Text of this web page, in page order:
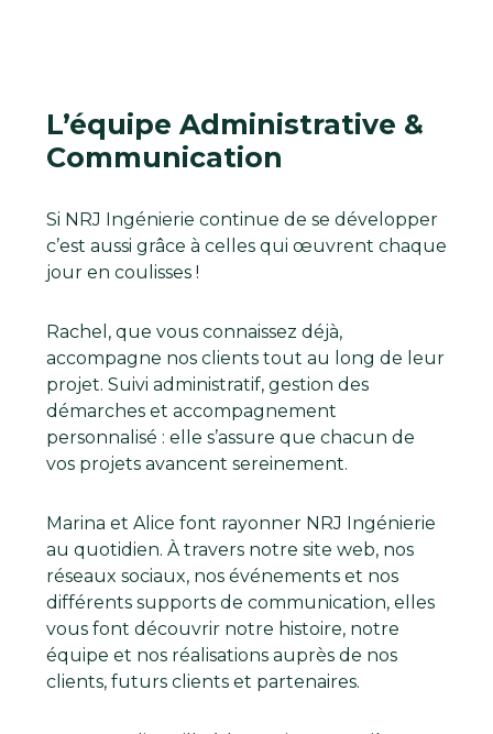
L’équipe Administrative &
Communication
Si NRJ Ingénierie continue de se développer
c’est aussi grâce à celles qui œuvrent chaque
jour en coulisses !
Rachel, que vous connaissez déjà,
accompagne nos clients tout au long de leur
projet. Suivi administratif, gestion des
démarches et accompagnement
personnalisé : elle s’assure que chacun de
vos projets avancent sereinement.
Marina et Alice font rayonner NRJ Ingénierie
au quotidien. À travers notre site web, nos
réseaux sociaux, nos événements et nos
différents supports de communication, elles
vous font découvrir notre histoire, notre
équipe et nos réalisations auprès de nos
clients, futurs clients et partenaires.